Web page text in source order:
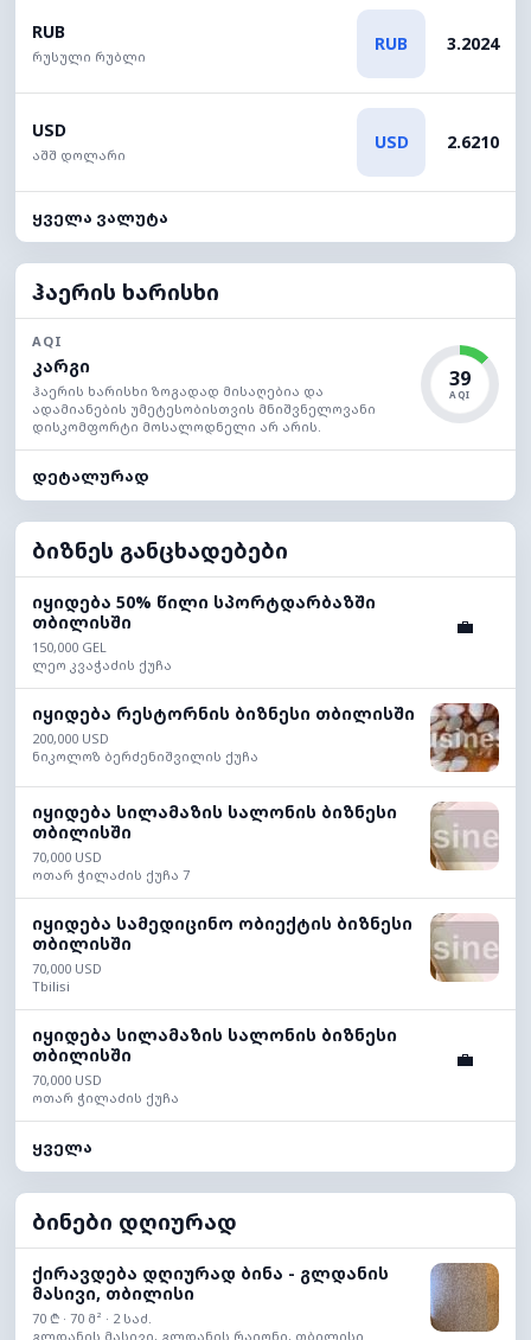
RUB
რუსული რუბლი
RUB 3.2024
USD
აშშ დოლარი
USD 2.6210
ყველა ვალუტა
ჰაერის ხარისხი
AQI
კარგი
ჰაერის ხარისხი ზოგადად მისაღებია და
ადამიანების უმეტესობისთვის მნიშვნელოვანი
დისკომფორტი მოსალოდნელი არ არის.
39
AQI
დეტალურად
ბიზნეს განცხადებები
იყიდება 50% წილი სპორტდარბაზში
თბილისში
150,000 GEL
ლეო კვაჭაძის ქუჩა
💼
იყიდება რესტორნის ბიზნესი თბილისში
200,000 USD
ნიკოლოზ ბერძენიშვილის ქუჩა
იყიდება სილამაზის სალონის ბიზნესი
თბილისში
70,000 USD
ოთარ ჭილაძის ქუჩა 7
იყიდება სამედიცინო ობიექტის ბიზნესი
თბილისში
70,000 USD
Tbilisi
იყიდება სილამაზის სალონის ბიზნესი
თბილისში
70,000 USD
ოთარ ჭილაძის ქუჩა
💼
ყველა
ბინები დღიურად
ქირავდება დღიურად ბინა - გლდანის
მასივი, თბილისი
70 ₾ · 70 მ² · 2 საძ.
გლდანის მასივი, გლდანის რაიონი, თბილისი